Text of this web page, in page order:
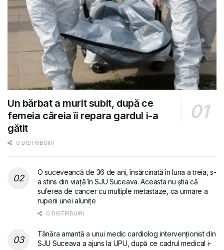
Un bărbat a murit subit, după ce
femeia căreia îi repara gardul i-a
gătit
0 DISTRIBUIRI
O suceveancă de 36 de ani, însărcinată în luna a treia, s-
a stins din viață în SJU Suceava. Aceasta nu știa că
suferea de cancer cu multiple metastaze, ca urmare a
ruperii unei alunițe
0 DISTRIBUIRI
Tânăra amantă a unui medic cardiolog intervenționist din
SJU Suceava a ajuns la UPU, după ce cadrul medical i-